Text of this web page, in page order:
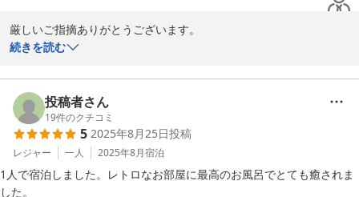
そう。それは読書灯を追加すれば済んだこと。ここまで明るくては眩し
いし、間接照明が台無しです。
厳しいご指摘ありがとうございます。
WI-FI等については改善できる事は早急に改善したいと思います。
その他の件については、明礬ですので電化製品が直ぐ壊れる中お客
様の要望によりいろいろ改善してきたつもりです。
お客様のご指摘は大変良くわかりますが、個人的な感覚での対応に
は全て改善は出来かねないことをご理解
頂きたいと思います。
続きを読む
投稿者さん
19件のクチコミ
5 2025年8月25日投稿
レジャー 一人 2025年8月宿泊
1人で宿泊しました。レトロなお部屋に最高のお風呂でとても癒されま
した。